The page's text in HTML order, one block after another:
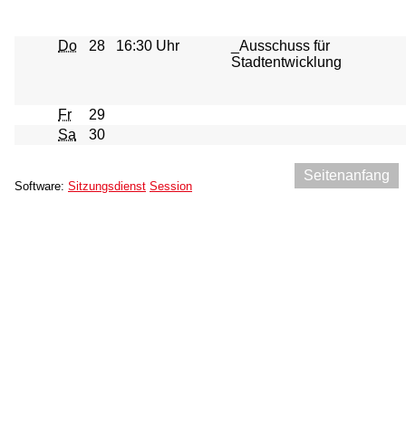
Do 28 16:30 Uhr
_Ausschuss für
Stadtentwicklung
Fr
29
Sa
30
Seitenanfang
Software: Sitzungsdienst Session